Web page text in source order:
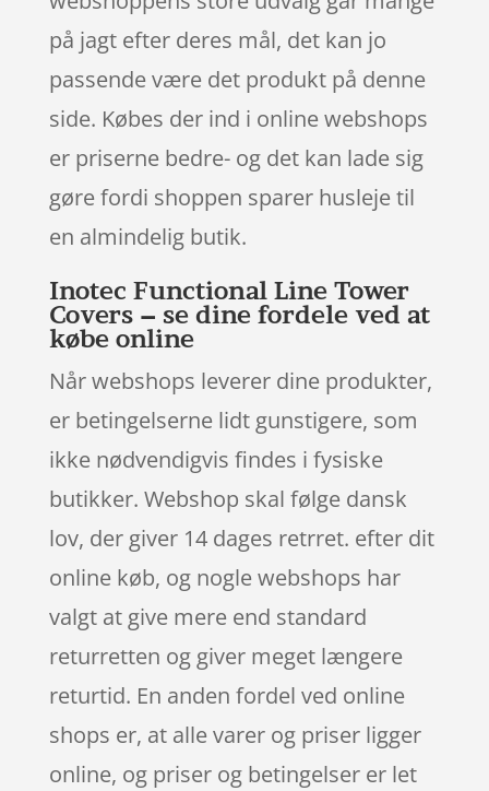
på jagt efter deres mål, det kan jo
passende være det produkt på denne
side. Købes der ind i online webshops
er priserne bedre- og det kan lade sig
gøre fordi shoppen sparer husleje til
en almindelig butik.
Inotec Functional Line Tower
Covers – se dine fordele ved at
købe online
Når webshops leverer dine produkter,
er betingelserne lidt gunstigere, som
ikke nødvendigvis findes i fysiske
butikker. Webshop skal følge dansk
lov, der giver 14 dages retrret. efter dit
online køb, og nogle webshops har
valgt at give mere end standard
returretten og giver meget længere
returtid. En anden fordel ved online
shops er, at alle varer og priser ligger
online, og priser og betingelser er let